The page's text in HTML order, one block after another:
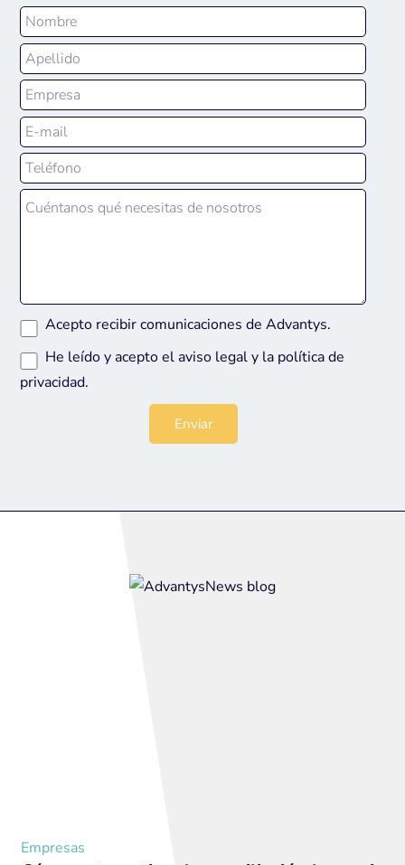
Acepto recibir comunicaciones de Advantys.
He leído y acepto el aviso legaly la política de
privacidad.
Empresas